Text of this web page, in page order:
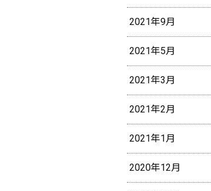
2021年9月
2021年5月
2021年3月
2021年2月
2021年1月
2020年12月